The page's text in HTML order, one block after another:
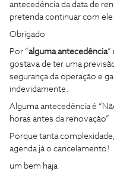
antecedência da data de
pretenda continuar com
Obrigado
Por “alguma antecedência”
gostava de ter uma
segurança da operação e
indevidamente.
Alguma antecedência é
horas antes da renovação”
Porque tanta
agenda já o cancelamento!
um bem haja